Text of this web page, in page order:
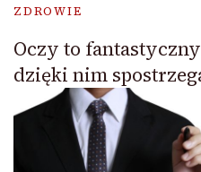
ZDROWIE
Oczy to
dzięki nim